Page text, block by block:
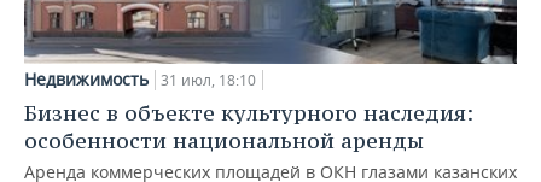
Недвижимость 31 июл, 18:10
Бизнес в объекте культурного наследия:
особенности национальной аренды
Аренда коммерческих площадей в ОКН глазами казанских